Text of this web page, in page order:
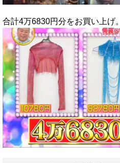
合計4万6830円分をお買い上げ。